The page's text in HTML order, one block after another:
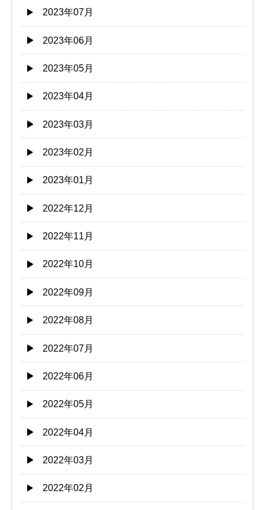
2023年07月
2023年06月
2023年05月
2023年04月
2023年03月
2023年02月
2023年01月
2022年12月
2022年11月
2022年10月
2022年09月
2022年08月
2022年07月
2022年06月
2022年05月
2022年04月
2022年03月
2022年02月